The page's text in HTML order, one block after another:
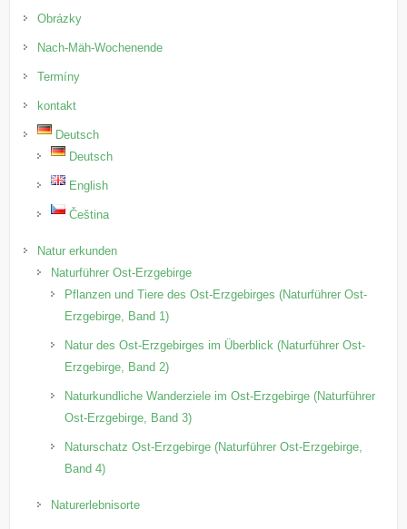
Obrázky
Nach-Mäh-Wochenende
Termíny
kontakt
Deutsch
Deutsch
English
Čeština
Natur erkunden
Naturführer Ost-Erzgebirge
Pflanzen und Tiere des Ost-Erzgebirges (Naturführer Ost-
Erzgebirge, Band 1)
Natur des Ost-Erzgebirges im Überblick (Naturführer Ost-
Erzgebirge, Band 2)
Naturkundliche Wanderziele im Ost-Erzgebirge (Naturführer
Ost-Erzgebirge, Band 3)
Naturschatz Ost-Erzgebirge (Naturführer Ost-Erzgebirge,
Band 4)
Naturerlebnisorte